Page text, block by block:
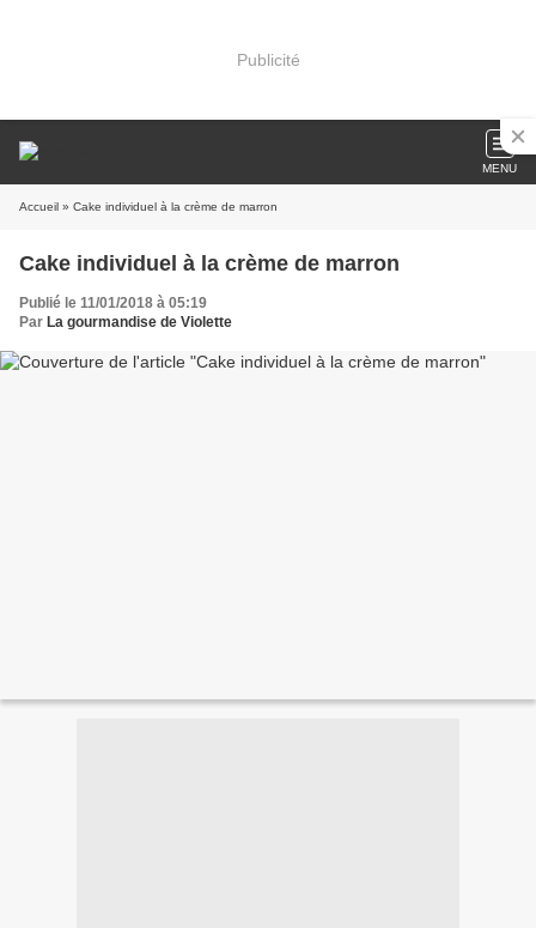
Publicité
MENU
Accueil » Cake individuel à la crème de marron
Cake individuel à la crème de marron
Publié le 11/01/2018 à 05:19
Par La gourmandise de Violette